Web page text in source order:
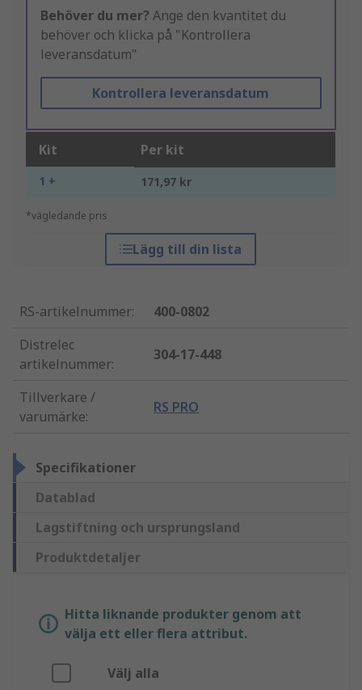
Behöver du mer? Ange den kvantitet du
behöver och klicka på "Kontrollera
leveransdatum"
Kontrollera leveransdatum
Kit Per kit
1 + 171,97 kr
*vägledande pris
Lägg till din lista
RS-artikelnummer:
400-0802
Distrelec
artikelnummer:
304-17-448
Tillverkare /
varumärke:
RS PRO
Specifikationer
Datablad
Lagstiftning och ursprungsland
Produktdetaljer
Hitta liknande produkter genom att
välja ett eller flera attribut.
Välj alla